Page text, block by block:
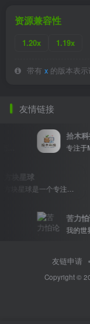
资源兼容性
1.20x 1.19x
带有 x 的版本表
友情链接
拾木科
方块星球
苦力怕
我的世
友链申请
Copyright ©